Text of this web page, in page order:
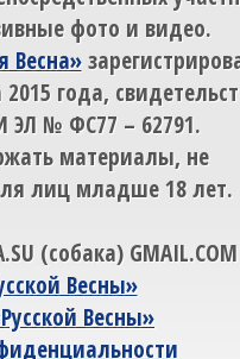
фото и видео.
Весна»
года,
ЭЛ № ФС77 – 62791.
материалы, не
лиц младше 18 лет.
(собака) GMAIL.COM
Весны»
Весны»